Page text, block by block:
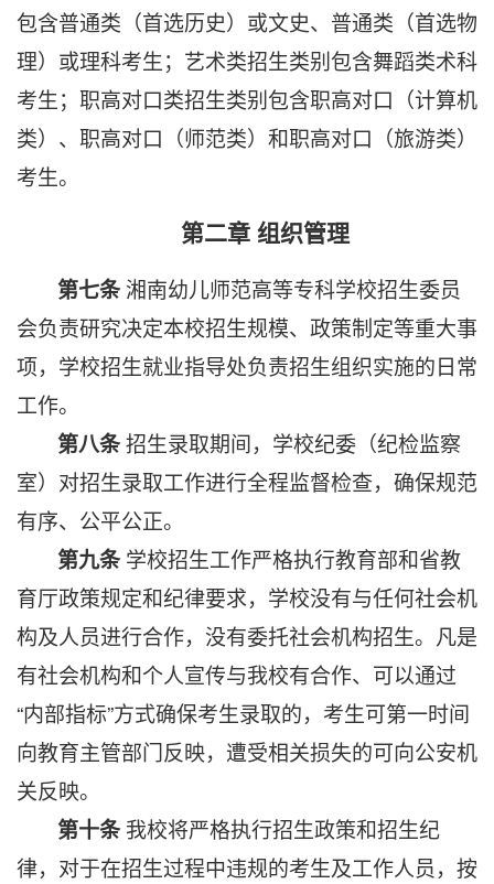
包含普通类（首选历史）或文史、普通类（首选物
理）或理科考生；艺术类招生类别包含舞蹈类术科
考生；职高对口类招生类别包含职高对口（计算机
类）、职高对口（师范类）和职高对口（旅游类）
考生。
第二章 组织管理
第七条湘南幼儿师范高等专科学校招生委员
会负责研究决定本校招生规模、政策制定等重大事
项，学校招生就业指导处负责招生组织实施的日常
工作。
第八条招生录取期间，学校纪委（纪检监察
室）对招生录取工作进行全程监督检查，确保规范
有序、公平公正。
第九条学校招生工作严格执行教育部和省教
育厅政策规定和纪律要求，学校没有与任何社会机
构及人员进行合作，没有委托社会机构招生。凡是
有社会机构和个人宣传与我校有合作、可以通过
“内部指标”方式确保考生录取的，考生可第一时间
向教育主管部门反映，遭受相关损失的可向公安机
关反映。
第十条我校将严格执行招生政策和招生纪
律，对于在招生过程中违规的考生及工作人员，按